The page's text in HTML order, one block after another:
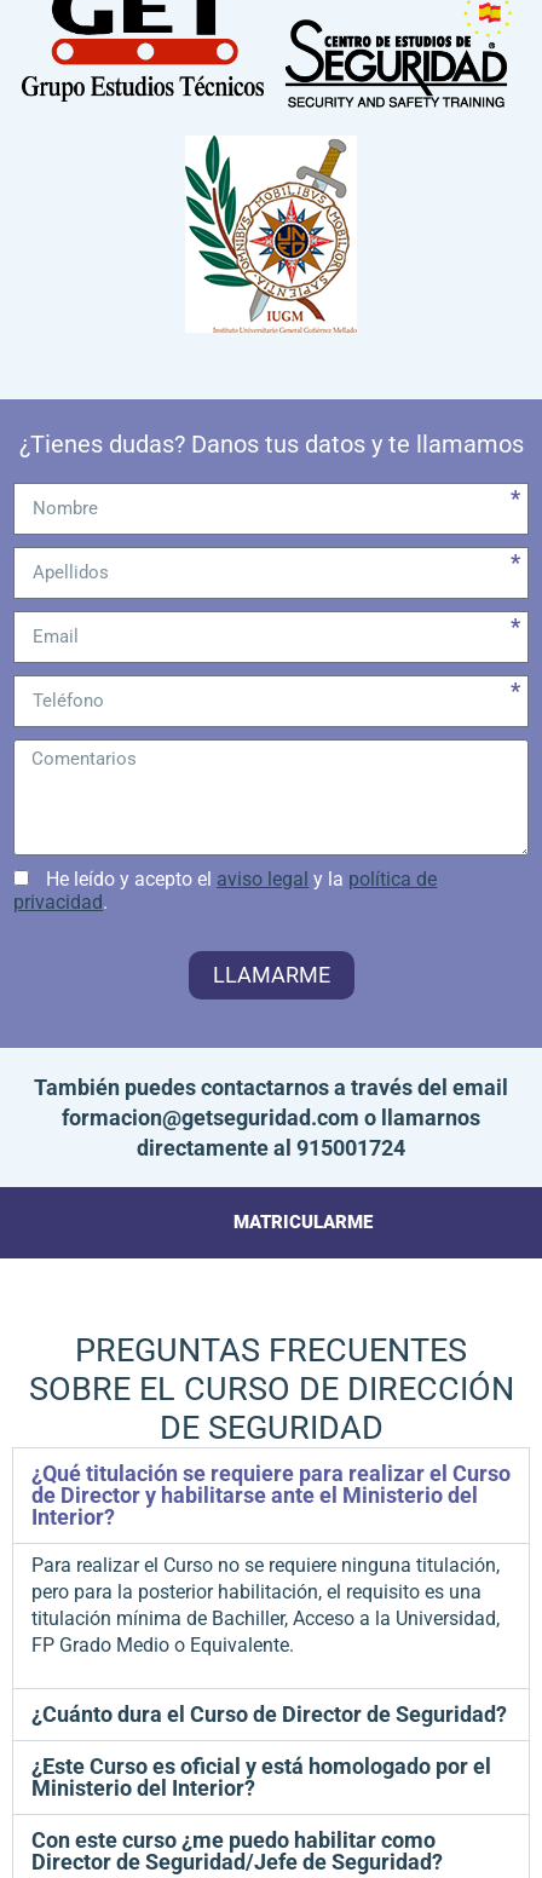
¿Tienes dudas? Danos tus datos y te llamamos
He leído y acepto el aviso legal y la política de
privacidad.
LLAMARME
También puedes contactarnos a través del email
formacion@getseguridad.com o llamarnos
directamente al 915001724
MATRICULARME
PREGUNTAS FRECUENTES
SOBRE EL CURSO DE DIRECCIÓN
DE SEGURIDAD
¿Qué titulación se requiere para realizar el Curso
de Director y habilitarse ante el Ministerio del
Interior?
Para realizar el Curso no se requiere ninguna titulación,
pero para la posterior habilitación, el requisito es una
titulación mínima de Bachiller, Acceso a la Universidad,
FP Grado Medio o Equivalente.
¿Cuánto dura el Curso de Director de Seguridad?
¿Este Curso es oficial y está homologado por el
Ministerio del Interior?
Con este curso ¿me puedo habilitar como
Director de Seguridad/Jefe de Seguridad?